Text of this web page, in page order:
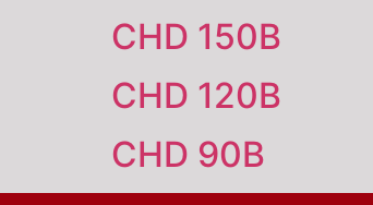
CHD 150B
CHD 120B
CHD 90B